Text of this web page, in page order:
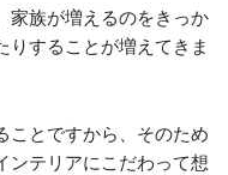
家族が増えるのをきっか
りすることが増えてきま
ことですから、そのため
ンテリアにこだわって想